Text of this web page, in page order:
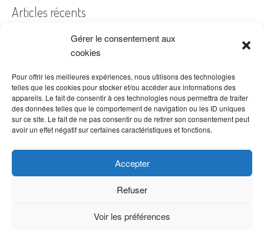
Gérer le consentement aux
cookies
Pour offrir les meilleures expériences, nous utilisons des technologies
telles que les cookies pour stocker et/ou accéder aux informations des
appareils. Le fait de consentir à ces technologies nous permettra de traiter
des données telles que le comportement de navigation ou les ID uniques
sur ce site. Le fait de ne pas consentir ou de retirer son consentement peut
avoir un effet négatif sur certaines caractéristiques et fonctions.
Accepter
Refuser
Voir les préférences
Articles récents
A quelles dates de l’année offre-t-on des fleurs ?
Les fleurs préférées des Français
Combien de fois arroser un cactus ?
Quelles fleurs offrir pour la fête des mères ?
Idées de décoration avec fleurs séchées